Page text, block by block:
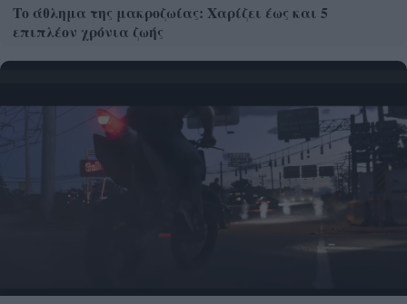
Το άθλημα της μακροζωίας: Χαρίζει έως και 5
επιπλέον χρόνια ζωής